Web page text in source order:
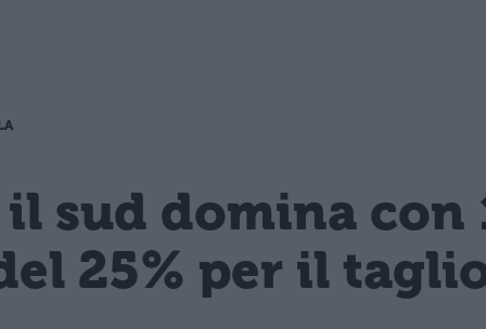
sud domina con
25% per il